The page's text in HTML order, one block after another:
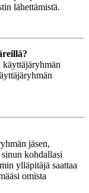
lähettämistä.
jäsen,
sinun kohdallasi
ylläpitäjä saattaa
omista